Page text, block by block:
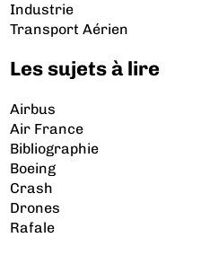
Industrie
Transport Aérien
Les sujets à lire
Airbus
Air France
Bibliographie
Boeing
Crash
Drones
Rafale